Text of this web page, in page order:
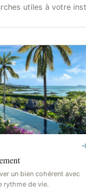
utiles à votre
un bien cohérent avec
rythme de vie.